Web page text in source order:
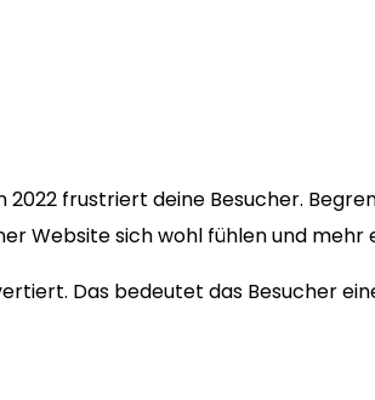
frustriert deine Besucher.
Website sich wohl fühlen und mehr
Das bedeutet das Besucher